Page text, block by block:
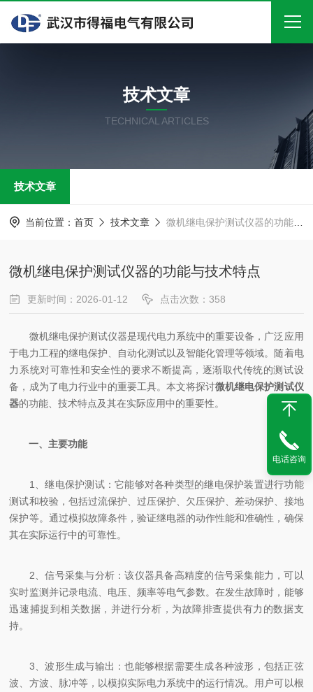
关于我们
产品中心
在线留言
技术文章
TECHNICAL ARTICLES
技术文章
当前位置： 首页 技术文章 微机继电保护测试仪器的功能与技术特点
微机继电保护测试仪器的功能与技术特点
更新时间：2026-01-12 点击次数：358
微机继电保护测试仪器是现代电力系统中的重要设备，广泛应用
于电力工程的继电保护、自动化测试以及智能化管理等领域。随着电
力系统对可靠性和安全性的要求不断提高，逐渐取代传统的测试设
备，成为了电力行业中的重要工具。本文将探讨微机继电保护测试仪
器的功能、技术特点及其在实际应用中的重要性。
一、主要功能
1、继电保护测试：它能够对各种类型的继电保护装置进行功能
测试和校验，包括过流保护、过压保护、欠压保护、差动保护、接地
保护等。通过模拟故障条件，验证继电器的动作性能和准确性，确保
其在实际运行中的可靠性。
2、信号采集与分析：该仪器具备高精度的信号采集能力，可以
实时监测并记录电流、电压、频率等电气参数。在发生故障时，能够
迅速捕捉到相关数据，并进行分析，为故障排查提供有力的数据支
持。
3、波形生成与输出：也能够根据需要生成各种波形，包括正弦
波、方波、脉冲等，以模拟实际电力系统中的运行情况。用户可以根
电话咨询